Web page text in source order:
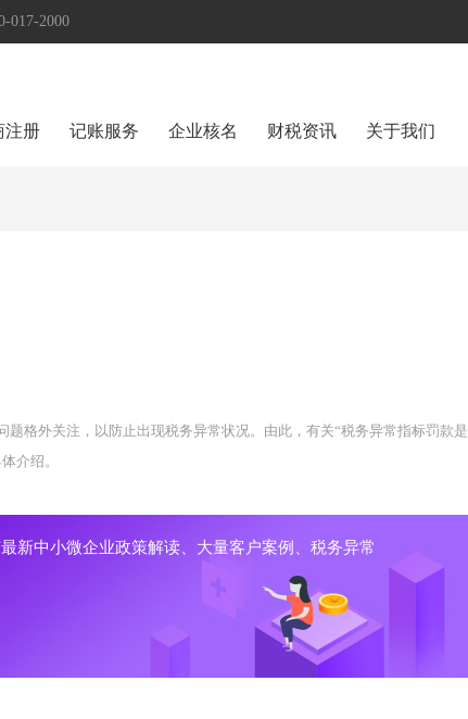
017-2000
注册 记账服务 企业核名 财税资讯 关于我们
格外关注，以防止出现税务异常状况。由此，有关“税务异常指标罚款是
介绍。
新中小微企业政策解读、大量客户案例、税务异常